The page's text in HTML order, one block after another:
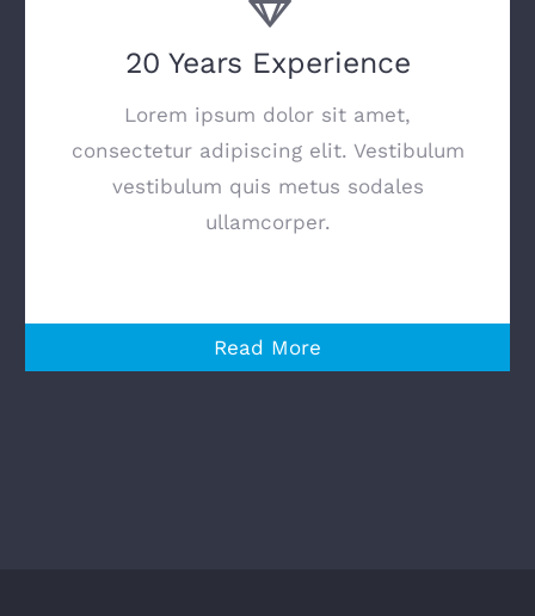
20 Years Experience
Lorem ipsum dolor sit amet,
consectetur adipiscing elit. Vestibulum
vestibulum quis metus sodales
ullamcorper.
Read More